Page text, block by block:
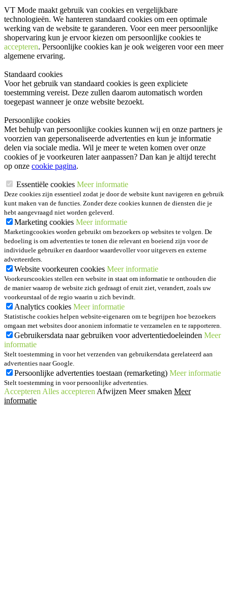
VT Mode maakt gebruik van cookies en vergelijkbare
technologieën. We hanteren standaard cookies om een optimale
werking van de website te garanderen. Voor een meer persoonlijke
shopervaring kun je ervoor kiezen om persoonlijke cookies te
accepteren. Persoonlijke cookies kan je ook weigeren voor een meer
algemene ervaring.
Standaard cookies
Voor het gebruik van standaard cookies is geen expliciete
toestemming vereist. Deze zullen daarom automatisch worden
toegepast wanneer je onze website bezoekt.
Persoonlijke cookies
Met behulp van persoonlijke cookies kunnen wij en onze partners je
voorzien van gepersonaliseerde advertenties en kun je informatie
delen via sociale media. Wil je meer te weten komen over onze
cookies of je voorkeuren later aanpassen? Dan kan je altijd terecht
op onze cookie pagina.
Essentiële cookies Meer informatie
Deze cookies zijn essentieel zodat je door de website kunt navigeren en gebruik
kunt maken van de functies. Zonder deze cookies kunnen de diensten die je
hebt aangevraagd niet worden geleverd.
Marketing cookies Meer informatie
Marketingcookies worden gebruikt om bezoekers op websites te volgen. De
bedoeling is om advertenties te tonen die relevant en boeiend zijn voor de
individuele gebruiker en daardoor waardevoller voor uitgevers en externe
adverteerders.
Website voorkeuren cookies Meer informatie
Voorkeurscookies stellen een website in staat om informatie te onthouden die
de manier waarop de website zich gedraagt of eruit ziet, verandert, zoals uw
voorkeurstaal of de regio waarin u zich bevindt.
Analytics cookies Meer informatie
Statistische cookies helpen website-eigenaren om te begrijpen hoe bezoekers
omgaan met websites door anoniem informatie te verzamelen en te rapporteren.
Gebruikersdata naar gebruiken voor advertentiedoeleinden Meer
informatie
Stelt toestemming in voor het verzenden van gebruikersdata gerelateerd aan
advertenties naar Google.
Persoonlijke advertenties toestaan (remarketing) Meer informatie
Stelt toestemming in voor persoonlijke advertenties.
Accepteren Alles accepteren Afwijzen Meer smaken Meer
informatie